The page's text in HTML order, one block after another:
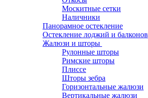
Москитные сетки
Наличники
Панорамное остекление
Остекление лоджий и балконов
Жалюзи и шторы
Рулонные шторы
Римские шторы
Плиссе
Шторы зебра
Горизонтальные жалюзи
Вертикальные жалюзи